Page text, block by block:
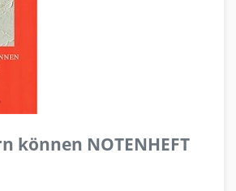
können NOTENHEFT